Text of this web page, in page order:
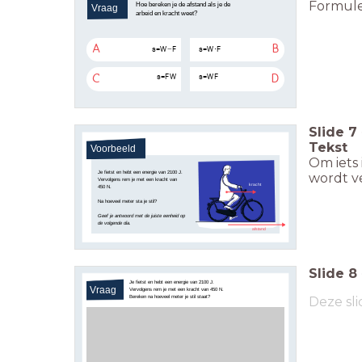
Vraag
Hoe bereken je de afstand als je de
arbeid en kracht weet?
A s=W−F B
s=W⋅F
C s=FW D
s=WF
Voorbeeld
Je fietst en hebt een energie van 2100 J.
Vervolgens rem je met een kracht van
450 N.
Na hoeveel meter sta je stil?
Geef je antwoord met de juiste eenheid op
de volgende dia.
kracht
afstand
Slide 7
Tekst
Om
wordt
Vraag
Je fietst en hebt een energie van 2100 J.
Vervolgens rem je met een kracht van 450 N.
Bereken na hoeveel meter je stil staat?
Slide 8
Deze